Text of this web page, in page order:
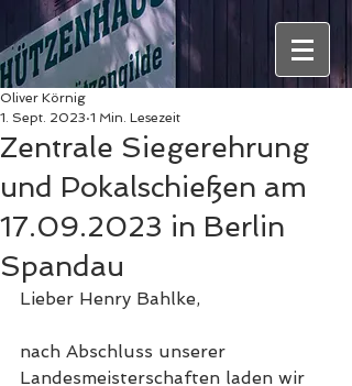
Zentrale Siegerehrung
und Pokalschießen am
17.09.2023 in Berlin
Spandau
Oliver Körnig
1. Sept. 2023 1 Min. Lesezeit
Lieber Henry Bahlke,
nach Abschluss unserer
Landesmeisterschaften laden wir